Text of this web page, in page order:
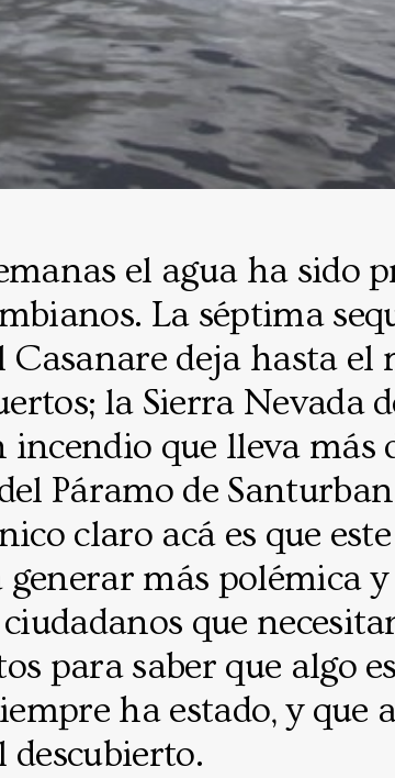
el agua ha sido
La séptima
Casanare deja hasta el
la Sierra Nevada
incendio que lleva más
Páramo de
claro acá es que
generar más polémica
que
para saber que algo
ha estado, y que